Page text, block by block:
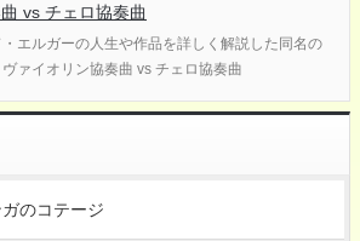
vs チェロ協奏曲
エルガーの人生や作品を詳しく解説した同名の
ァイオリン協奏曲 vs チェロ協奏曲
のコテージ